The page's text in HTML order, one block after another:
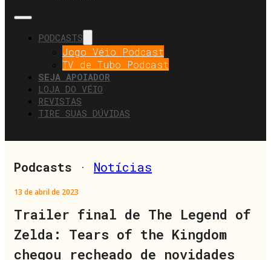
PODCASTS
Jogo Véio Podcast
TV de Tubo Podcast
SEJA APOIADOR
LOJA DO VÉIO
REVISTAS
TIRE SUAS DÚVIDAS
Podcasts · Notícias
13 de abril de 2023
Trailer final de The Legend of
Zelda: Tears of the Kingdom
chegou recheado de novidades